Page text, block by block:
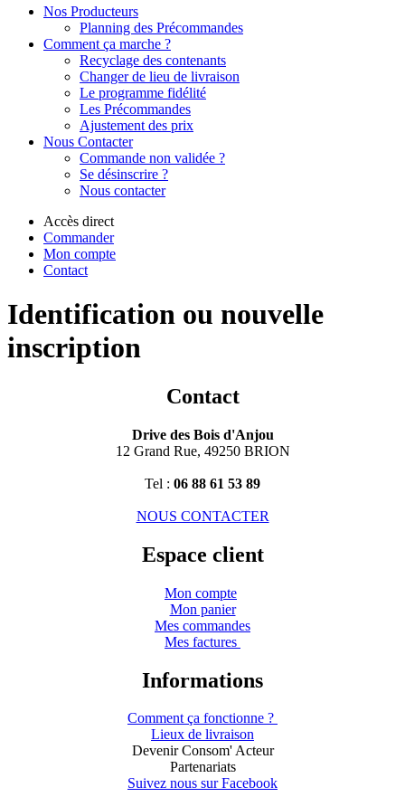
Nos Producteurs
Planning des Précommandes
Comment ça marche ?
Recyclage des contenants
Changer de lieu de livraison
Le programme fidélité
Les Précommandes
Ajustement des prix
Nous Contacter
Commande non validée ?
Se désinscrire ?
Nous contacter
Accès direct
Commander
Mon compte
Contact
Identification ou nouvelle
inscription
Contact
Drive des Bois d'Anjou
12 Grand Rue, 49250 BRION
Tel : 06 88 61 53 89
NOUS CONTACTER
Espace client
Mon compte
Mon panier
Mes commandes
Mes factures
Informations
Comment ça fonctionne ?
Lieux de livraison
Devenir Consom' Acteur
Partenariats
Suivez nous sur Facebook